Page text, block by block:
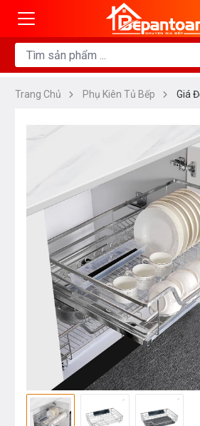
Trang Chủ Phụ Kiên Tủ Bếp Giá